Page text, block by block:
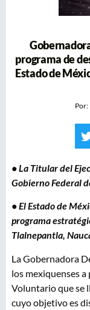
programa de
Estado de
Por:
• La Titular del
Gobierno Federal
• El Estado de
programa
Tlalnepantla,
La Gobernadora
los mexiquenses a
Voluntario que se
cuyo objetivo es